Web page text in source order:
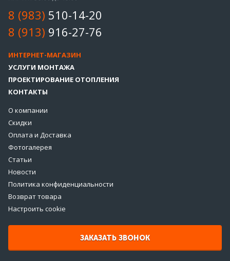
8 (983) 510-14-20
8 (913) 916-27-76
ИНТЕРНЕТ-МАГАЗИН
УСЛУГИ МОНТАЖА
ПРОЕКТИРОВАНИЕ ОТОПЛЕНИЯ
КОНТАКТЫ
О компании
Скидки
Оплата и Доставка
Фотогалерея
Статьи
Новости
Политика конфиденциальности
Возврат товара
Настроить cookie
ЗАКАЗАТЬ ЗВОНОК